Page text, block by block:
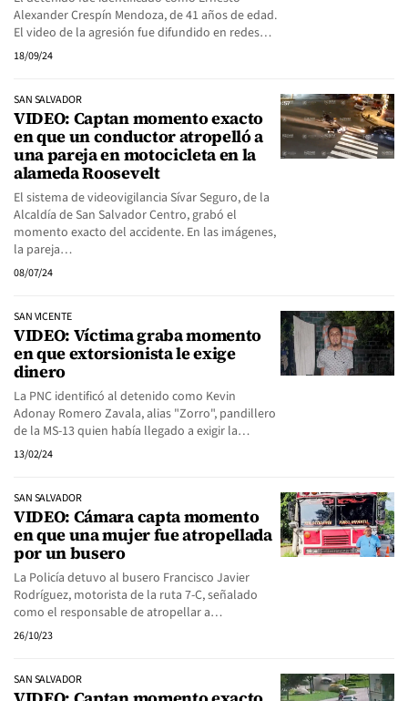
Alexander Crespín Mendoza, de 41 años de edad.
El video de la agresión fue difundido en redes…
18/09/24
SAN SALVADOR
VIDEO: Captan momento exacto
en que un conductor atropelló a
una pareja en motocicleta en la
alameda Roosevelt
El sistema de videovigilancia Sívar Seguro, de la
Alcaldía de San Salvador Centro, grabó el
momento exacto del accidente. En las imágenes,
la pareja…
08/07/24
SAN VICENTE
VIDEO: Víctima graba momento
en que extorsionista le exige
dinero
La PNC identificó al detenido como Kevin
Adonay Romero Zavala, alias "Zorro", pandillero
de la MS-13 quien había llegado a exigir la…
13/02/24
SAN SALVADOR
VIDEO: Cámara capta momento
en que una mujer fue atropellada
por un busero
La Policía detuvo al busero Francisco Javier
Rodríguez, motorista de la ruta 7-C, señalado
como el responsable de atropellar a…
26/10/23
SAN SALVADOR